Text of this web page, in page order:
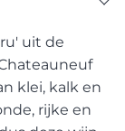
uit de
klei, kalk en
rijke en